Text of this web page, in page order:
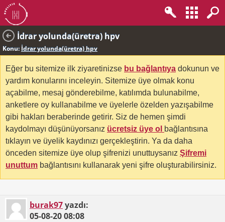
İdrar yolunda(üretra) hpv
Konu: İdrar yolunda(üretra) hpv
Eğer bu sitemize ilk ziyaretinizse bu bağlantıya dokunun ve
yardım konularını inceleyin. Sitemize üye olmak konu
açabilme, mesaj gönderebilme, katılımda bulunabilme,
anketlere oy kullanabilme ve üyelerle özelden yazışabilme
gibi hakları beraberinde getirir. Siz de hemen şimdi
kaydolmayı düşünüyorsanız ücretsiz üye ol bağlantısına
tıklayın ve üyelik kaydınızı gerçekleştirin. Ya da daha
önceden sitemize üye olup şifrenizi unuttuysanız Şifremi
unuttum bağlantısını kullanarak yeni şifre oluşturabilirsiniz.
burak97yazdı:
05-08-2008:08